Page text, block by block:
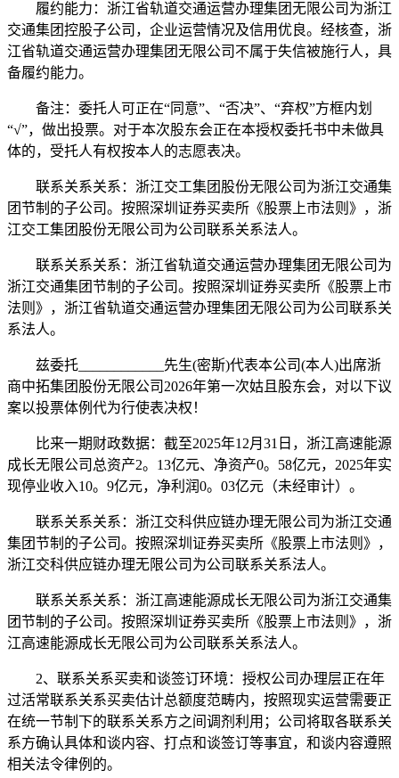
履约能力：浙江省轨道交通运营办理集团无限公司为浙江
交通集团控股子公司，企业运营情况及信用优良。经核查，浙
江省轨道交通运营办理集团无限公司不属于失信被施行人，具
备履约能力。
备注：委托人可正在“同意”、“否决”、“弃权”方框内划
“√”，做出投票。对于本次股东会正在本授权委托书中未做具
体的，受托人有权按本人的志愿表决。
联系关系关系：浙江交工集团股份无限公司为浙江交通集
团节制的子公司。按照深圳证券买卖所《股票上市法则》，浙
江交工集团股份无限公司为公司联系关系法人。
联系关系关系：浙江省轨道交通运营办理集团无限公司为
浙江交通集团节制的子公司。按照深圳证券买卖所《股票上市
法则》，浙江省轨道交通运营办理集团无限公司为公司联系关
系法人。
兹委托____________先生(密斯)代表本公司(本人)出席浙
商中拓集团股份无限公司2026年第一次姑且股东会，对以下议
案以投票体例代为行使表决权！
比来一期财政数据：截至2025年12月31日，浙江高速能源
成长无限公司总资产2。13亿元、净资产0。58亿元，2025年实
现停业收入10。9亿元，净利润0。03亿元（未经审计）。
联系关系关系：浙江交科供应链办理无限公司为浙江交通
集团节制的子公司。按照深圳证券买卖所《股票上市法则》，
浙江交科供应链办理无限公司为公司联系关系法人。
联系关系关系：浙江高速能源成长无限公司为浙江交通集
团节制的子公司。按照深圳证券买卖所《股票上市法则》，浙
江高速能源成长无限公司为公司联系关系法人。
2、联系关系买卖和谈签订环境：授权公司办理层正在年
过活常联系关系买卖估计总额度范畴内，按照现实运营需要正
在统一节制下的联系关系方之间调剂利用；公司将取各联系关
系方确认具体和谈内容、打点和谈签订等事宜，和谈内容遵照
相关法令律例的。